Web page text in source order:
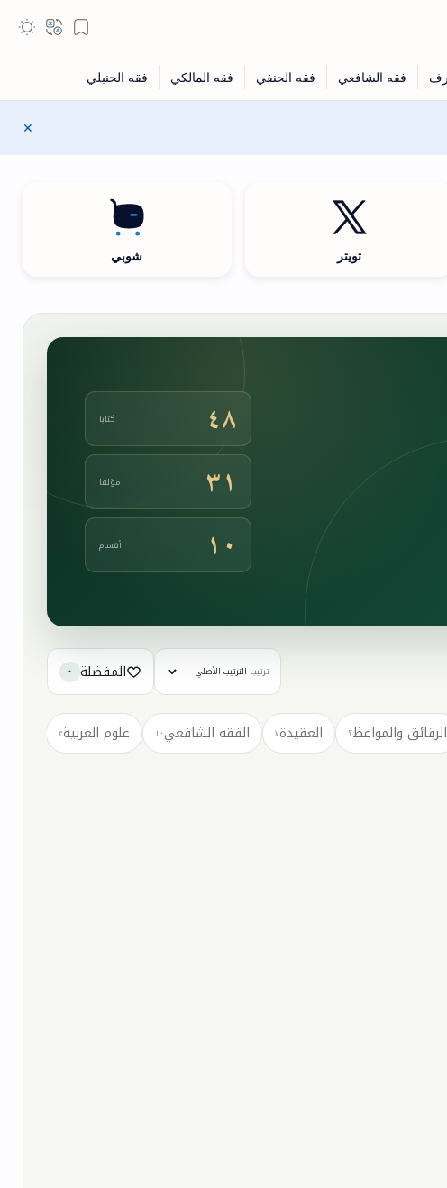
تويتر شوبي
٤٨ كتابا
٣١ مؤلفا
١٠ أقسام
ترتيب المفضلة ٠
الرقائق والمواعظ٢ العقيدة٧ الفقه الشافعي١٠ علوم العربية٣